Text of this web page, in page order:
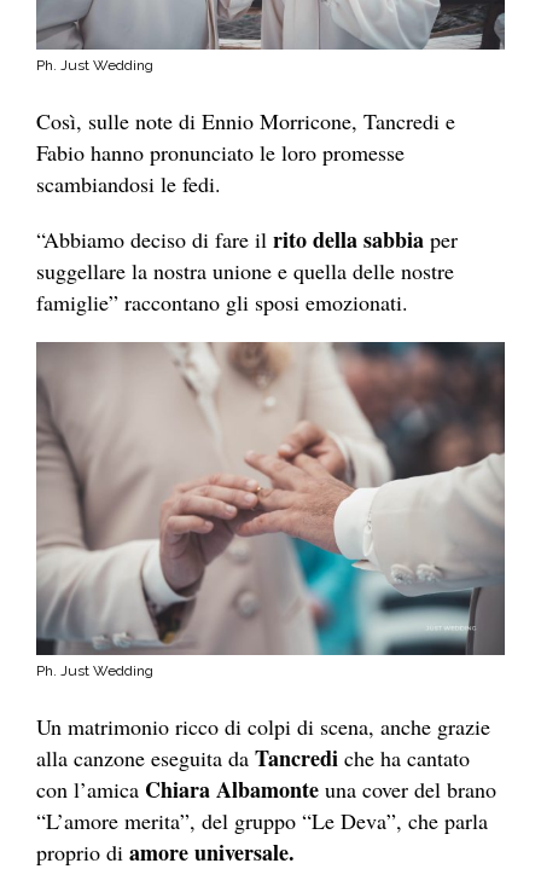
Ph. Just Wedding
Così, sulle note di Ennio Morricone, Tancredi e
Fabio hanno pronunciato le loro promesse
scambiandosi le fedi.
“Abbiamo deciso di fare il rito della sabbia per
suggellare la nostra unione e quella delle nostre
famiglie” raccontano gli sposi emozionati.
Ph. Just Wedding
Un matrimonio ricco di colpi di scena, anche grazie
alla canzone eseguita da Tancredi che ha cantato
con l’amica Chiara Albamonte una cover del brano
“L’amore merita”, del gruppo “Le Deva”, che parla
proprio di amore universale.